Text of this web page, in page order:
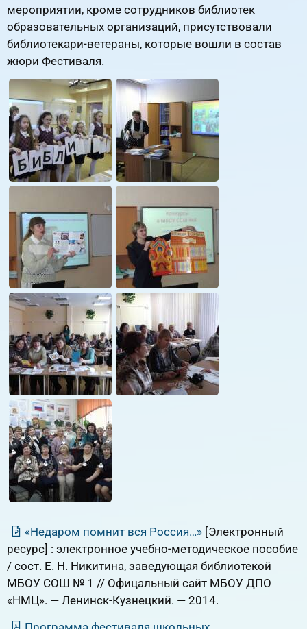
мероприятии, кроме сотрудников библиотек
образовательных организаций, присутствовали
библиотекари-ветераны, которые вошли в состав
жюри Фестиваля.
«Недаром помнит вся Россия…» [Электронный
ресурс] : электронное учебно-методическое пособие
/ сост. Е. Н. Никитина, заведующая библиотекой
МБОУ СОШ № 1 // Офицальный сайт МБОУ ДПО
«НМЦ». — Ленинск-Кузнецкий. — 2014.